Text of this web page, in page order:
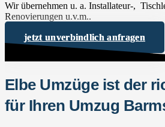
Wir übernehmen u. a. Installateur-,
Renovierungen u.v.m..
jetzt unverbindlich anfragen
Elbe Umzüge ist der
für Ihren Umzug